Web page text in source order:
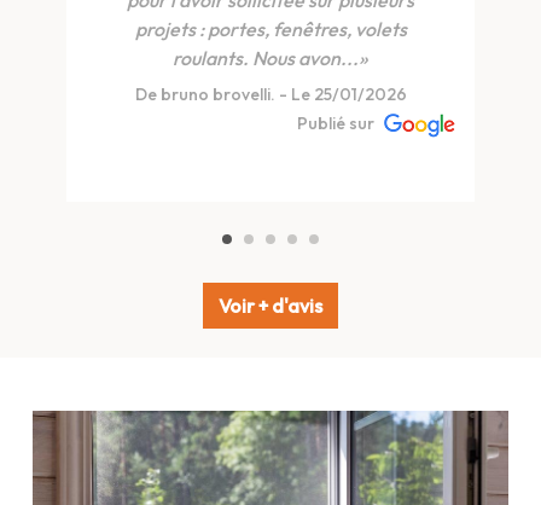
projets : portes, fenêtres, volets
roulants. Nous avon...»
De bruno brovelli. - Le 25/01/2026
Publié sur
Voir + d'avis